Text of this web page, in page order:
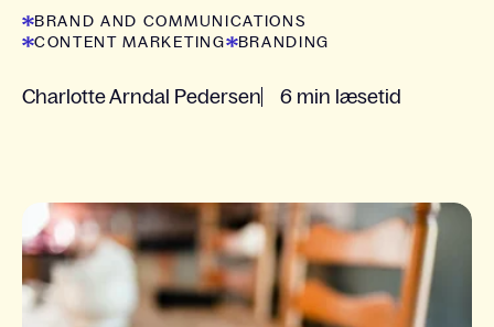
BRAND AND COMMUNICATIONS
CONTENT MARKETING
BRANDING
Charlotte Arndal Pedersen 6 min læsetid